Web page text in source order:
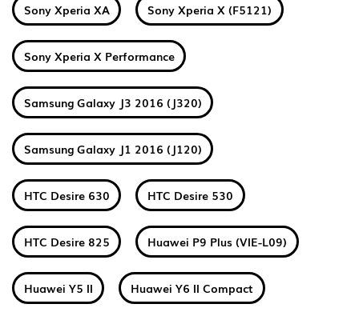
Sony Xperia XA Sony Xperia X (F5121)
Sony Xperia X Performance
Samsung Galaxy J3 2016 (J320)
Samsung Galaxy J1 2016 (J120)
HTC Desire 630 HTC Desire 530
HTC Desire 825 Huawei P9 Plus (VIE-L09)
Huawei Y5 II Huawei Y6 II Compact